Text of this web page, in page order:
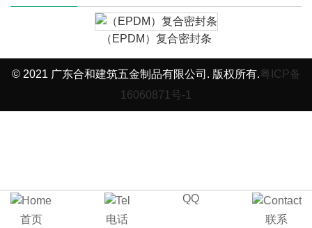
（EPDM）复合密封条
© 2021 广东合和建筑五金制品有限公司. 版权所有.粤ICP备
16060871号-1
首页 电话
QQ
联系